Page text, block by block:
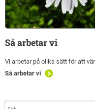
Så arbetar vi
Vi arbetar på olika sätt för att
Så arbetar vi